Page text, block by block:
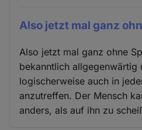
Also jetzt mal ganz
Also jetzt mal ganz ohne
bekanntlich allgegenwärtig
logischerweise auch in
anzutreffen. Der Mensch
anders, als auf ihn zu